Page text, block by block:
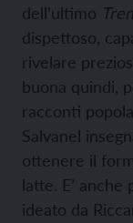
dell’ultimo
dispettoso,
rivelare
buona quindi,
racconti
Salvanel
ottenere il
latte. E’
ideato da